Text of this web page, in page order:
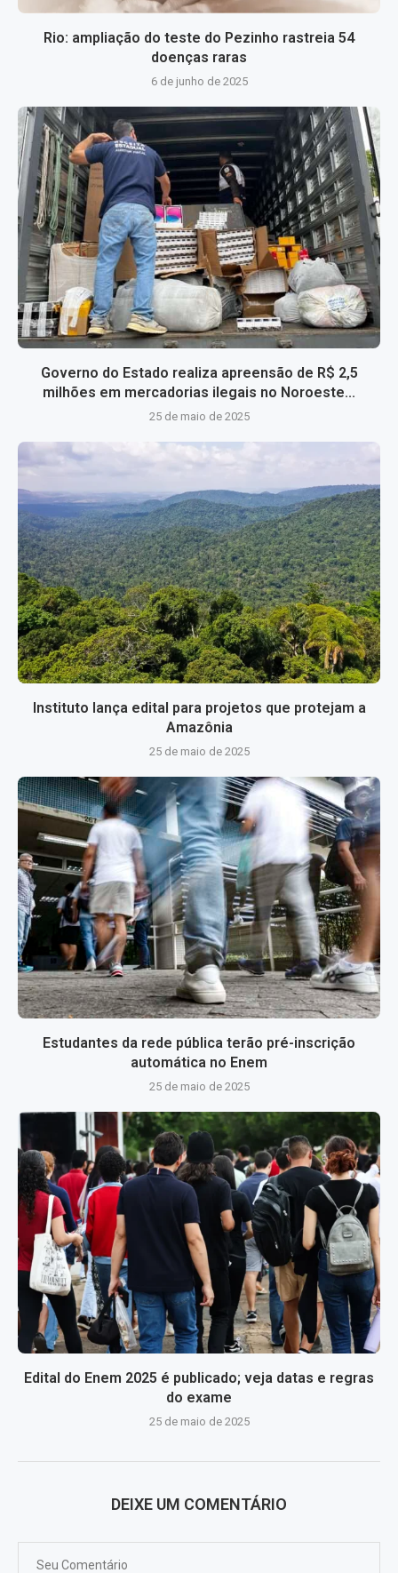
Rio: ampliação do teste do Pezinho rastreia 54
doenças raras
6 de junho de 2025
Governo do Estado realiza apreensão de R$ 2,5
milhões em mercadorias ilegais no Noroeste...
25 de maio de 2025
Instituto lança edital para projetos que protejam a
Amazônia
25 de maio de 2025
Estudantes da rede pública terão pré-inscrição
automática no Enem
25 de maio de 2025
Edital do Enem 2025 é publicado; veja datas e regras
do exame
25 de maio de 2025
DEIXE UM COMENTÁRIO